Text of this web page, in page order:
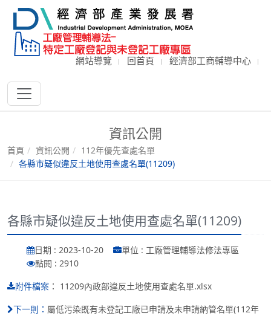
網站導覽 回首頁 經濟部工商輔導中心
資訊公開
首頁 資訊公開
112年優先查處名單
各縣市疑似違反土地使用查處名單(11209)
各縣市疑似違反土地使用查處名單(11209)
日期 : 2023-10-20
單位 : 工廠管理輔導法修法專區
點閱 : 2910
附件檔案 ： 11209內政部違反土地使用查處名單.xlsx
下一則： 屬低污染既有未登記工廠已申請及未申請納管名單(112年